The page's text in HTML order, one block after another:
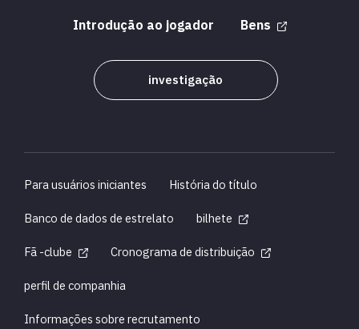
Introdução ao jogador Bens
investigação
Para usuários iniciantes
História do título
Banco de dados de estrelato
bilhete
Fã -clube
Cronograma de distribuição
perfil de companhia
Informações sobre recrutamento